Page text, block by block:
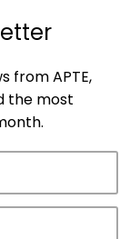
from APTE,
the most